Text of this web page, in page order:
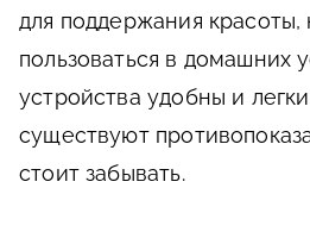
для поддержания
пользоваться в домашних
устройства удобны и
существуют
стоит забывать.